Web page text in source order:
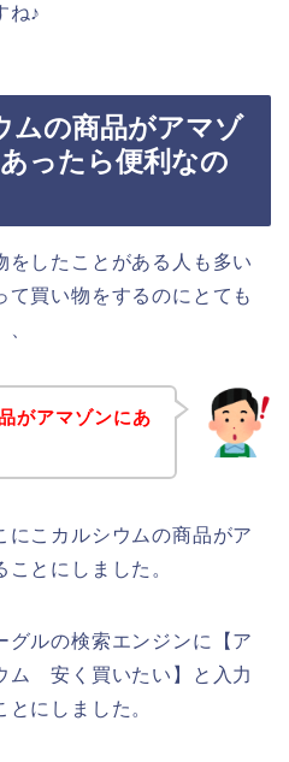
ね♪
ムの商品がアマゾ
ったら便利なの
をしたことがある人も多い
て買い物をするのにとても
がアマゾンにあ
にこカルシウムの商品がア
とにしました。
グルの検索エンジンに【ア
ム 安く買いたい】と入力
にしました。